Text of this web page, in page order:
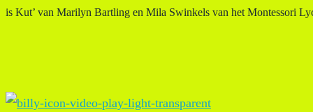
is Kut’ van Marilyn Bartling en Mila Swinkels van het Montessori